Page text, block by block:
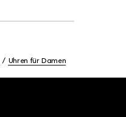
Uhren für Damen